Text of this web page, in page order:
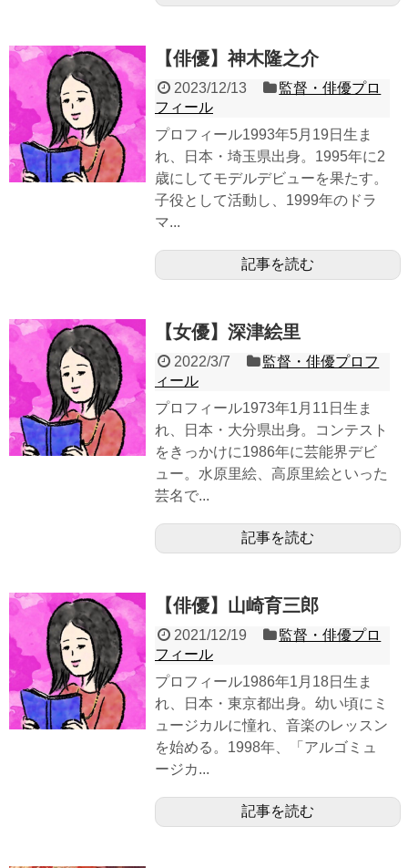
【俳優】神木隆之介
2023/12/13
監督・俳優プロ
フィール
プロフィール1993年5月19日生ま
れ、日本・埼玉県出身。1995年に2
歳にしてモデルデビューを果たす。
子役として活動し、1999年のドラ
マ...
記事を読む
【女優】深津絵里
2022/3/7
監督・俳優プロフ
ィール
プロフィール1973年1月11日生ま
れ、日本・大分県出身。コンテスト
をきっかけに1986年に芸能界デビ
ュー。水原里絵、高原里絵といった
芸名で...
記事を読む
【俳優】山崎育三郎
2021/12/19
監督・俳優プロ
フィール
プロフィール1986年1月18日生ま
れ、日本・東京都出身。幼い頃にミ
ュージカルに憧れ、音楽のレッスン
を始める。1998年、「アルゴミュ
ージカ...
記事を読む